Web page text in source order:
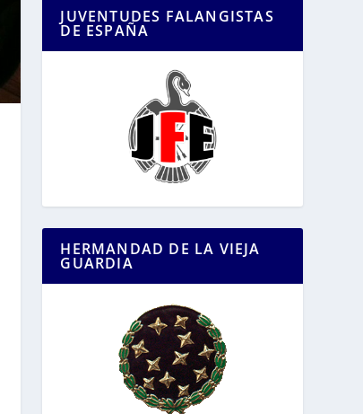
JUVENTUDES FALANGISTAS
DE ESPAÑA
HERMANDAD DE LA VIEJA
GUARDIA